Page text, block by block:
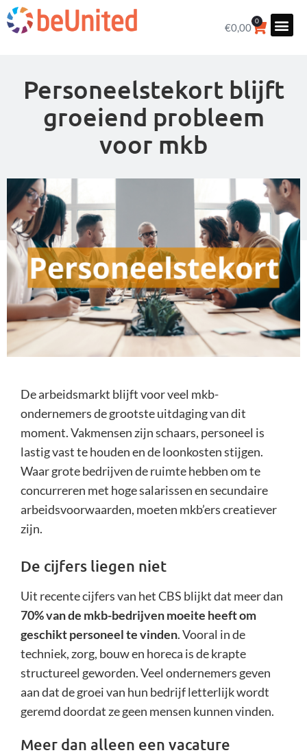
€0,00
0
Personeelstekort blijft
groeiend probleem
voor mkb
De arbeidsmarkt blijft voor veel mkb-
ondernemers de grootste uitdaging van dit
moment. Vakmensen zijn schaars, personeel is
lastig vast te houden en de loonkosten stijgen.
Waar grote bedrijven de ruimte hebben om te
concurreren met hoge salarissen en secundaire
arbeidsvoorwaarden, moeten mkb’ers creatiever
zijn.
De cijfers liegen niet
Uit recente cijfers van het CBS blijkt dat meer dan
70% van de mkb-bedrijven moeite heeft om
geschikt personeel te vinden. Vooral in de
techniek, zorg, bouw en horeca is de krapte
structureel geworden. Veel ondernemers geven
aan dat de groei van hun bedrijf letterlijk wordt
geremd doordat ze geen mensen kunnen vinden.
Meer dan alleen een vacature